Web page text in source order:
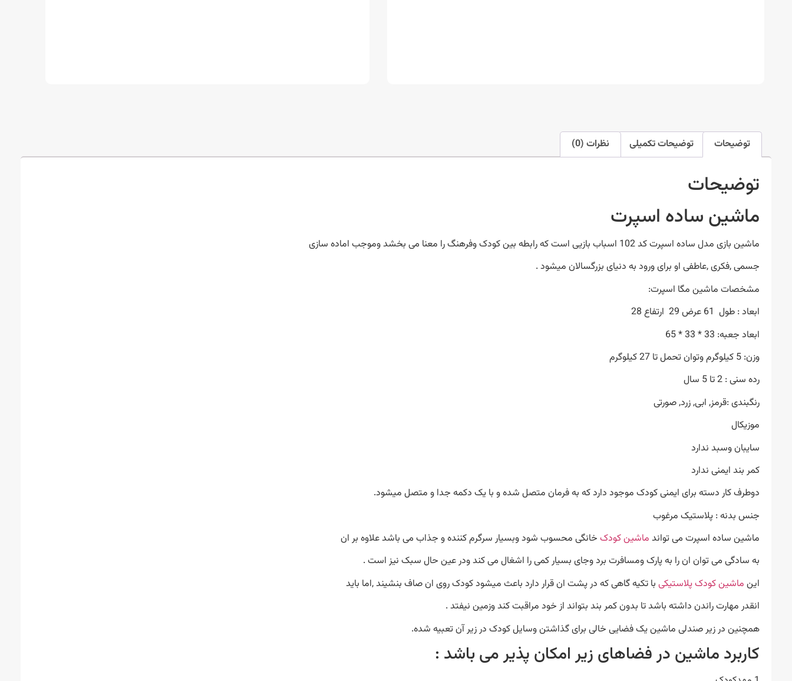
توضیحات توضیحات تکمیلی نظرات (0)
توضیحات
ماشین ساده اسپرت
ماشین بازی مدل ساده اسپرت کد 102 اسباب بازیی است که رابطه بین کودک وفرهنگ را معنا می بخشد وموجب اماده سازی
جسمی ,فکری ,عاطفی او برای ورود به دنیای بزرگسالان میشود .
مشخصات ماشین مگا اسپرت:
ابعاد : طول 61 عرض 29 ارتفاع 28
ابعاد جعبه: 33 * 33 * 65
وزن: 5 کیلوگرم وتوان تحمل تا 27 کیلوگرم
رده سنی : 2 تا 5 سال
رنگبندی :قرمز, ابی, زرد, صورتی
موزیکال
سایبان وسبد ندارد
کمر بند ایمنی ندارد
دوطرف کار دسته برای ایمنی کودک موجود دارد که به فرمان متصل شده و با یک دکمه جدا و متصل میشود.
جنس بدنه : پلاستیک مرغوب
ماشین ساده اسپرت می تواند ماشین کودک خانگی محسوب شود وبسیار سرگرم کننده و جذاب می باشد علاوه بر ان
به سادگی می توان ان را به پارک ومسافرت برد وجای بسیار کمی را اشغال می کند ودر عین حال سبک نیز است .
این ماشین کودک پلاستیکی با تکیه گاهی که در پشت ان قرار دارد باعث میشود کودک روی ان صاف بنشیند ,اما باید
انقدر مهارت راندن داشته باشد تا بدون کمر بند بتواند از خود مراقبت کند وزمین نیفتد .
همچنین در زیر صندلی ماشین یک فضایی خالی برای گذاشتن وسایل کودک در زیر آن تعبیه شده.
کاربرد ماشین در فضاهای زیر امکان پذیر می باشد :